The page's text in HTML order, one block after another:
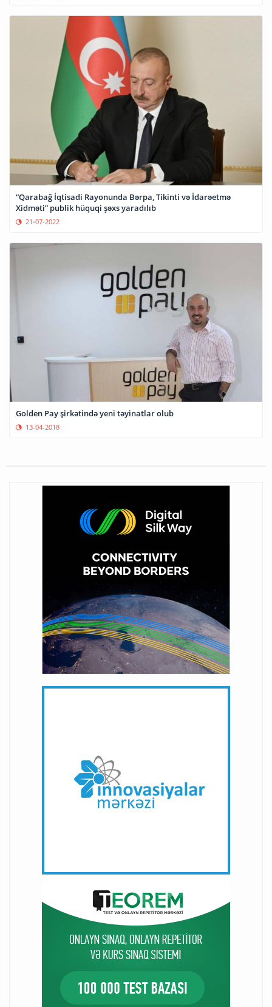
“Qarabağ İqtisadi Rayonunda Bərpa, Tikinti və İdarəetmə
Xidməti” publik hüquqi şəxs yaradılıb
21-07-2022
Golden Pay şirkətində yeni təyinatlar olub
13-04-2018